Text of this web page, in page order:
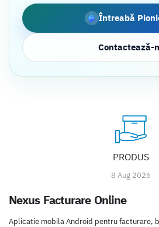
Întreabă
Contactează-
PRODUS
8 Aug 2026
Nexus Facturare Online
Aplicatie mobila Android pentru facturare,